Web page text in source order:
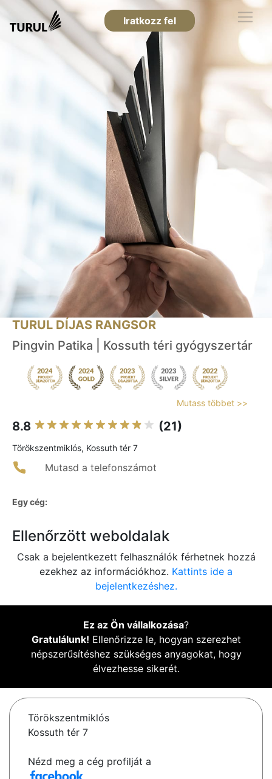
Iratkozz fel
TURUL DÍJAS RANGSOR
Pingvin Patika | Kossuth téri gyógyszertár
Mutass többet >>
8.8 (21)
Törökszentmiklós, Kossuth tér 7
Mutasd a telefonszámot
Egy cég:
Ellenőrzött weboldalak
Csak a bejelentkezett felhasználók férhetnek hozzá
ezekhez az információkhoz. Kattints ide a
bejelentkezéshez.
Ez az Ön vállalkozása?
Gratulálunk! Ellenőrizze le, hogyan szerezhet
népszerűsítéshez szükséges anyagokat, hogy
élvezhesse sikerét.
Törökszentmiklós
Kossuth tér 7
Nézd meg a cég profilját a